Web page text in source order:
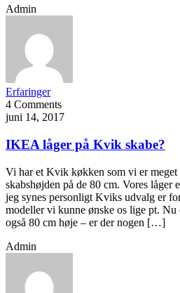
Admin
Erfaringer
4 Comments
juni 14, 2017
IKEA låger på Kvik skabe?
Vi har et Kvik køkken som vi er meget
skabshøjden på de 80 cm. Vores låger
jeg synes personligt Kviks udvalg er
modeller vi kunne ønske os lige pt.
også 80 cm høje – er der nogen […]
Admin